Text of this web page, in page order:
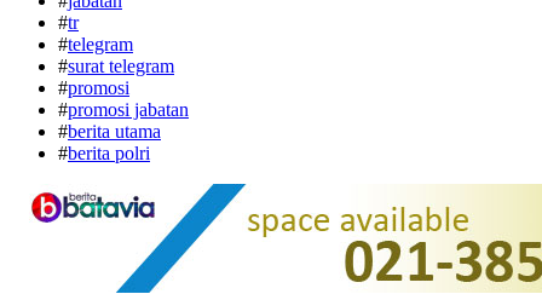
#tr
#telegram
#surat telegram
#promosi
#promosi jabatan
#berita utama
#berita polri